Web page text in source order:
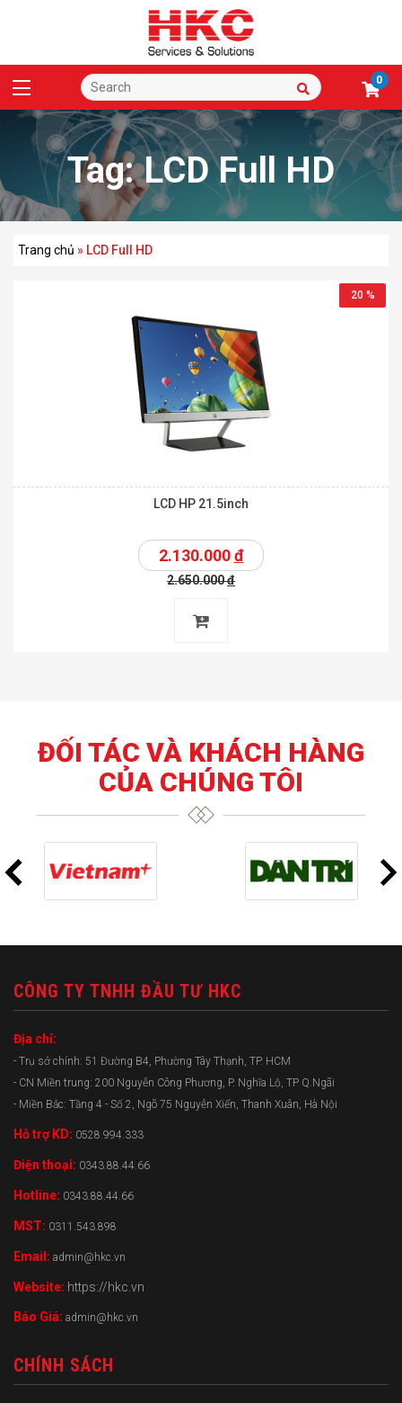
0
Tag:LCD Full HD
Trang chủ » LCD Full HD
20 %
LCD HP 21.5inch
2.130.000đ
2.650.000đ
ĐỐI TÁC VÀ KHÁCH HÀNG
CỦA CHÚNG TÔI
CÔNG TY TNHH ĐẦU TƯ HKC
Địa chỉ:
- Trụ sở chính: 51 Đường B4, Phường Tây Thạnh, TP. HCM
- CN Miền trung: 200 Nguyễn Công Phương, P. Nghĩa Lộ, TP Q.Ngãi
- Miền Bắc: Tầng 4 - Số 2, Ngõ 75 Nguyễn Xiển, Thanh Xuân, Hà Nội
Hỗ trợ KD: 0528.994.333
Điện thoại: 0343.88.44.66
Hotline: 0343.88.44.66
MST: 0311.543.898
Email: admin@hkc.vn
Website: https://hkc.vn
Báo Giá: admin@hkc.vn
CHÍNH SÁCH